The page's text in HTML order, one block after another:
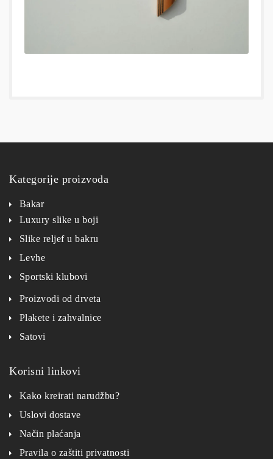
Kategorije proizvoda
Bakar
Luxury slike u boji
Slike reljef u bakru
Levhe
Sportski klubovi
Proizvodi od drveta
Plakete i zahvalnice
Satovi
Korisni linkovi
Kako kreirati narudžbu?
Uslovi dostave
Način plaćanja
Pravila o zaštiti privatnosti